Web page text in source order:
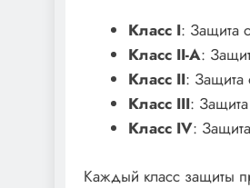
Класс I: Защита
Класс II-A:
Класс II: Защита
Класс III:
Класс IV:
Каждый класс защиты